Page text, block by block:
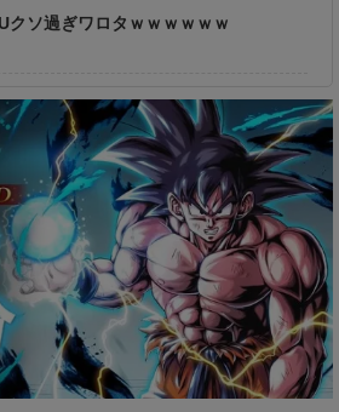
クソ過ぎワロタｗｗｗｗｗｗ